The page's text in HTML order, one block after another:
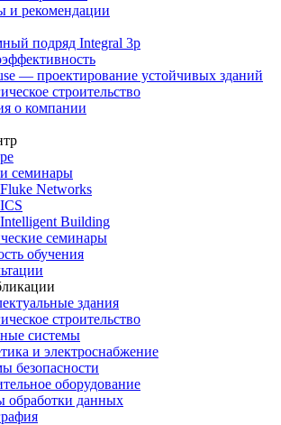
и рекомендации
подряд Integral 3p
— проектирование устойчивых зданий
строительство
о компании
семинары
Networks
Building
семинары
обучения
здания
строительство
системы
и электроснабжение
безопасности
оборудование
обработки данных